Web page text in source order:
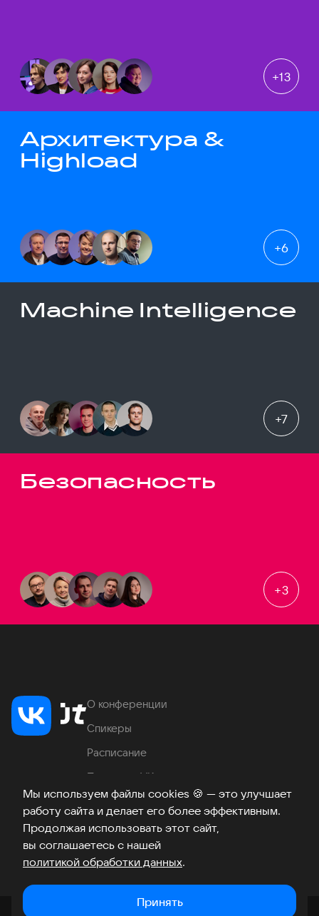
Мы используем файлы cookies 🍪 — это улучшает
работу сайта и делает его более эффективным.
Продолжая использовать этот сайт,
вы соглашаетесь с нашей
политикой обработки данных.
Принять
+13
Архитектура &
Highload
+6
Machine Intelligence
+7
Безопасность
+3
О конференции
Спикеры
Расписание
Продукты VK
Место проведения
Часто задаваемые вопросы
ТелеграмВКонтакте
Хабр
Возникли вопросы? ©2026